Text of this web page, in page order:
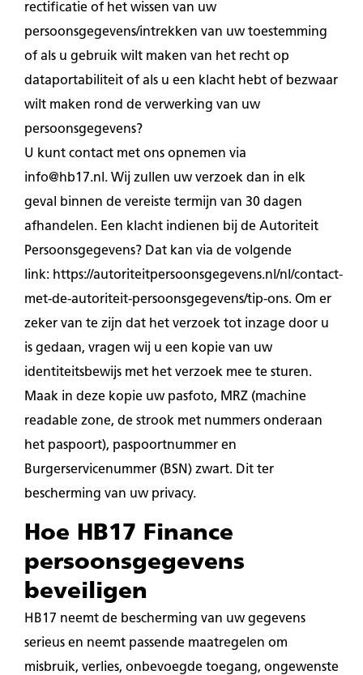
rectificatie of het wissen van uw
persoonsgegevens/intrekken van uw toestemming
of als u gebruik wilt maken van het recht op
dataportabiliteit of als u een klacht hebt of bezwaar
wilt maken rond de verwerking van uw
persoonsgegevens?
U kunt contact met ons opnemen via
info@hb17.nl. Wij zullen uw verzoek dan in elk
geval binnen de vereiste termijn van 30 dagen
afhandelen. Een klacht indienen bij de Autoriteit
Persoonsgegevens? Dat kan via de volgende
link: https://autoriteitpersoonsgegevens.nl/nl/contact-
met-de-autoriteit-persoonsgegevens/tip-ons. Om er
zeker van te zijn dat het verzoek tot inzage door u
is gedaan, vragen wij u een kopie van uw
identiteitsbewijs met het verzoek mee te sturen.
Maak in deze kopie uw pasfoto, MRZ (machine
readable zone, de strook met nummers onderaan
het paspoort), paspoortnummer en
Burgerservicenummer (BSN) zwart. Dit ter
bescherming van uw privacy.
Hoe HB17 Finance
persoonsgegevens
beveiligen
HB17 neemt de bescherming van uw gegevens
serieus en neemt passende maatregelen om
misbruik, verlies, onbevoegde toegang, ongewenste